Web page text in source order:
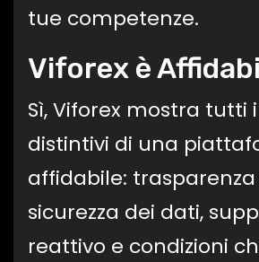
tue competenze.
Viforex è
Sì, Viforex mostra tutti
distintivi di una
affidabile:
sicurezza dei dati,
reattivo e condizioni